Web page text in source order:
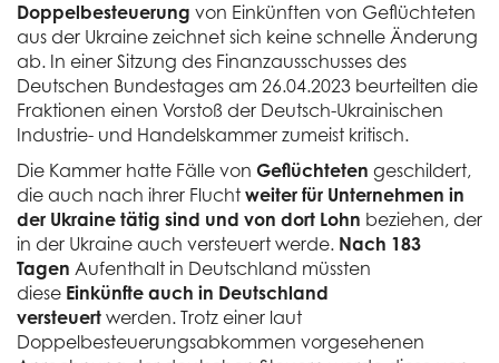
Doppelbesteuerung von Einkünften von Geflüchteten
aus der Ukraine zeichnet sich keine schnelle Änderung
ab. In einer Sitzung des Finanzausschusses des
Deutschen Bundestages am 26.04.2023 beurteilten die
Fraktionen einen Vorstoß der Deutsch-Ukrainischen
Industrie- und Handelskammer zumeist kritisch.
Die Kammer hatte Fälle von Geflüchteten geschildert,
die auch nach ihrer Flucht weiter für Unternehmen in
der Ukraine tätig sind und von dort Lohn beziehen, der
in der Ukraine auch versteuert werde. Nach 183
Tagen Aufenthalt in Deutschland müssten
diese Einkünfte auch in Deutschland
versteuert werden. Trotz einer laut
Doppelbesteuerungsabkommen vorgesehenen